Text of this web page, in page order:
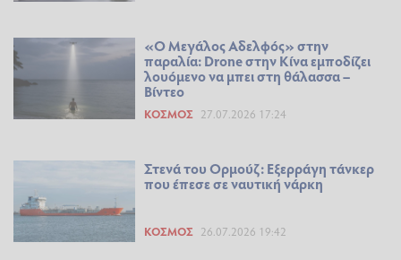
«Ο Μεγάλος Αδελφός» στην
παραλία: Drone στην Κίνα εμποδίζει
λουόμενο να μπει στη θάλασσα –
Βίντεο
ΚΌΣΜΟΣ 27.07.2026 17:24
Στενά του Ορμούζ: Εξερράγη τάνκερ
που έπεσε σε ναυτική νάρκη
ΚΌΣΜΟΣ 26.07.2026 19:42